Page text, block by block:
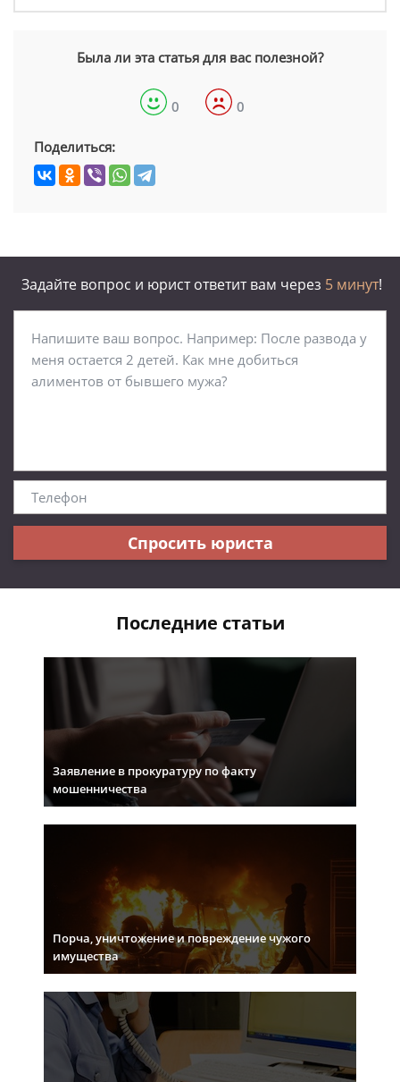
Была ли эта статья для вас полезной?
0 0
Поделиться:
Задайте вопрос и юрист ответит вам через 5 минут!
Спросить юриста
Последние статьи
Заявление в прокуратуру по факту
мошенничества
Порча, уничтожение и повреждение чужого
имущества